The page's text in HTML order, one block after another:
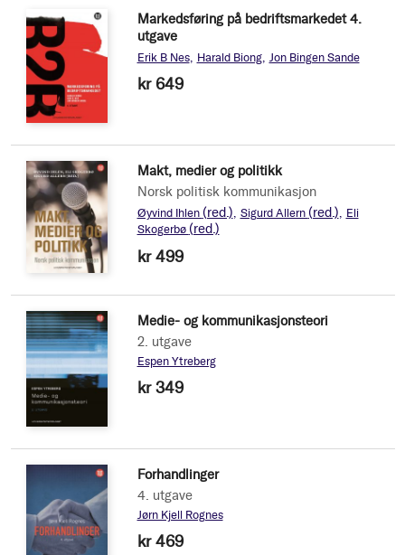
Markedsføring på bedriftsmarkedet 4.
utgave
Erik B Nes Harald Biong Jon Bingen Sande
kr 649
Makt, medier og politikk
Norsk politisk kommunikasjon
Øyvind Ihlen (red.) Sigurd Allern (red.)
Eli
Skogerbø (red.)
kr 499
Medie- og kommunikasjonsteori
2. utgave
Espen Ytreberg
kr 349
Forhandlinger
4. utgave
Jørn Kjell Rognes
kr 469